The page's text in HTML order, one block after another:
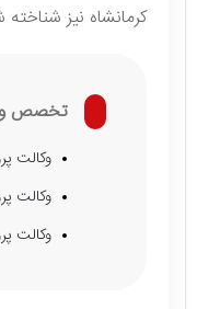
کرمانشاه نیز
تخصص و
وکالت
وکالت
وکالت